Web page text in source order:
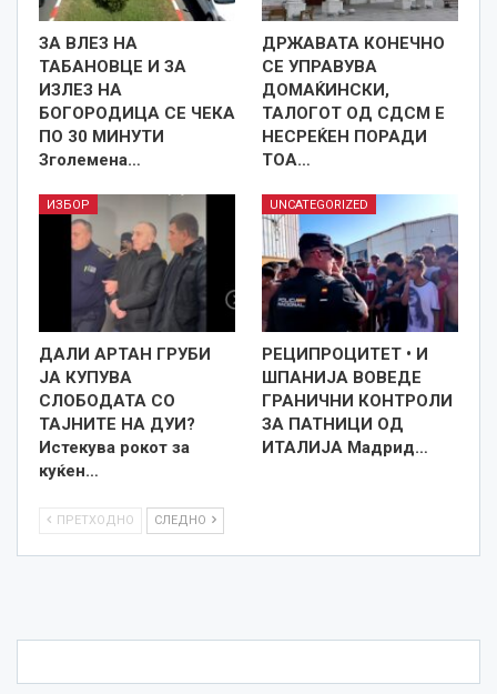
ЗА ВЛЕЗ НА
ТАБАНОВЦЕ И ЗА
ИЗЛЕЗ НА
БОГОРОДИЦА СЕ ЧЕКА
ПО 30 МИНУТИ
Зголемена…
ДРЖАВАТА КОНЕЧНО
СЕ УПРАВУВА
ДОМАЌИНСКИ,
ТАЛОГОТ ОД СДСМ Е
НЕСРЕЌЕН ПОРАДИ
ТОА…
ИЗБОР
ДАЛИ АРТАН ГРУБИ
ЈА КУПУВА
СЛОБОДАТА СО
ТАЈНИТЕ НА ДУИ?
Истекува рокот за
куќен…
UNCATEGORIZED
РЕЦИПРОЦИТЕТ • И
ШПАНИЈА ВОВЕДЕ
ГРАНИЧНИ КОНТРОЛИ
ЗА ПАТНИЦИ ОД
ИТАЛИЈА Мадрид…
ПРЕТХОДНО СЛЕДНО